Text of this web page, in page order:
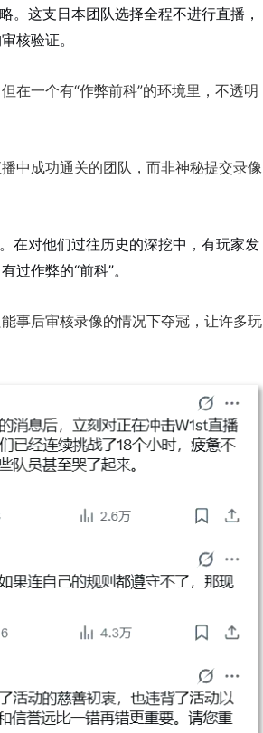
。这支日本团队选择全程不进行直播，
核验证。
在一个有“作弊前科”的环境里，不透明
中成功通关的团队，而非神秘提交录像
在对他们过往历史的深挖中，有玩家发
过作弊的“前科”。
事后审核录像的情况下夺冠，让许多玩